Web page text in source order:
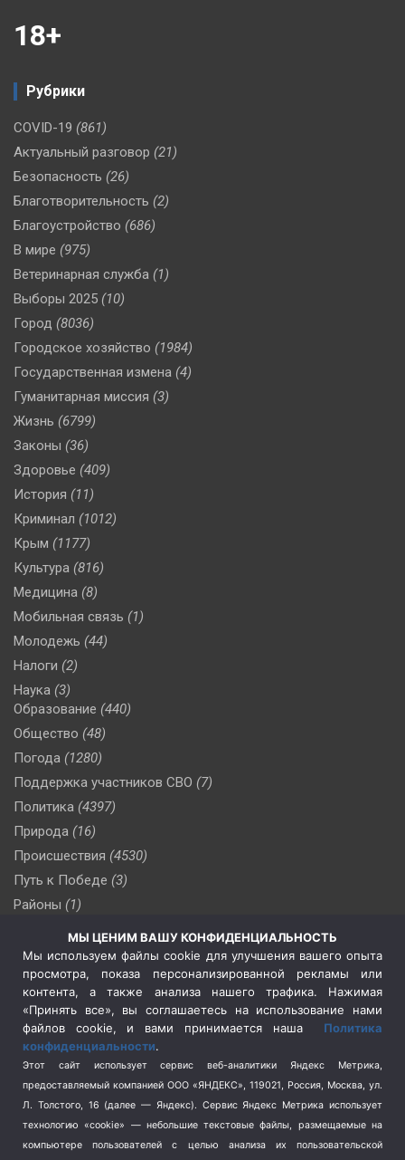
18+
Рубрики
COVID-19 (861)
Актуальный разговор (21)
Безопасность (26)
Благотворительность (2)
Благоустройство (686)
В мире (975)
Ветеринарная служба (1)
Выборы 2025 (10)
Город (8036)
Городское хозяйство (1984)
Государственная измена (4)
Гуманитарная миссия (3)
Жизнь (6799)
Законы (36)
Здоровье (409)
История (11)
Криминал (1012)
Крым (1177)
Культура (816)
Медицина (8)
Мобильная связь (1)
Молодежь (44)
Налоги (2)
Наука (3)
Образование (440)
Общество (48)
Погода (1280)
Поддержка участников СВО (7)
Политика (4397)
Природа (16)
Происшествия (4530)
Путь к Победе (3)
Районы (1)
(510)
Сельское хозяйство (3)
Социальная политика
(3)
Спецоперация в Украине
Спецоперация на Украине
(404)
Спорт (740)
Терроризм (1)
Транспорт (262)
Туризм (178)
МЫ ЦЕНИМ ВАШУ КОНФИДЕНЦИАЛЬНОСТЬ
Мы используем файлы cookie для улучшения вашего опыта
просмотра, показа персонализированной рекламы или
контента, а также анализа нашего трафика. Нажимая
«Принять все», вы соглашаетесь на использование нами
файлов cookie, и вами принимается наша Политика
конфиденциальности.
Этот сайт использует сервис веб-аналитики Яндекс Метрика,
предоставляемый компанией ООО «ЯНДЕКС», 119021, Россия, Москва, ул.
Л. Толстого, 16 (далее — Яндекс). Сервис Яндекс Метрика использует
технологию «cookie» — небольшие текстовые файлы, размещаемые на
компьютере пользователей с целью анализа их пользовательской